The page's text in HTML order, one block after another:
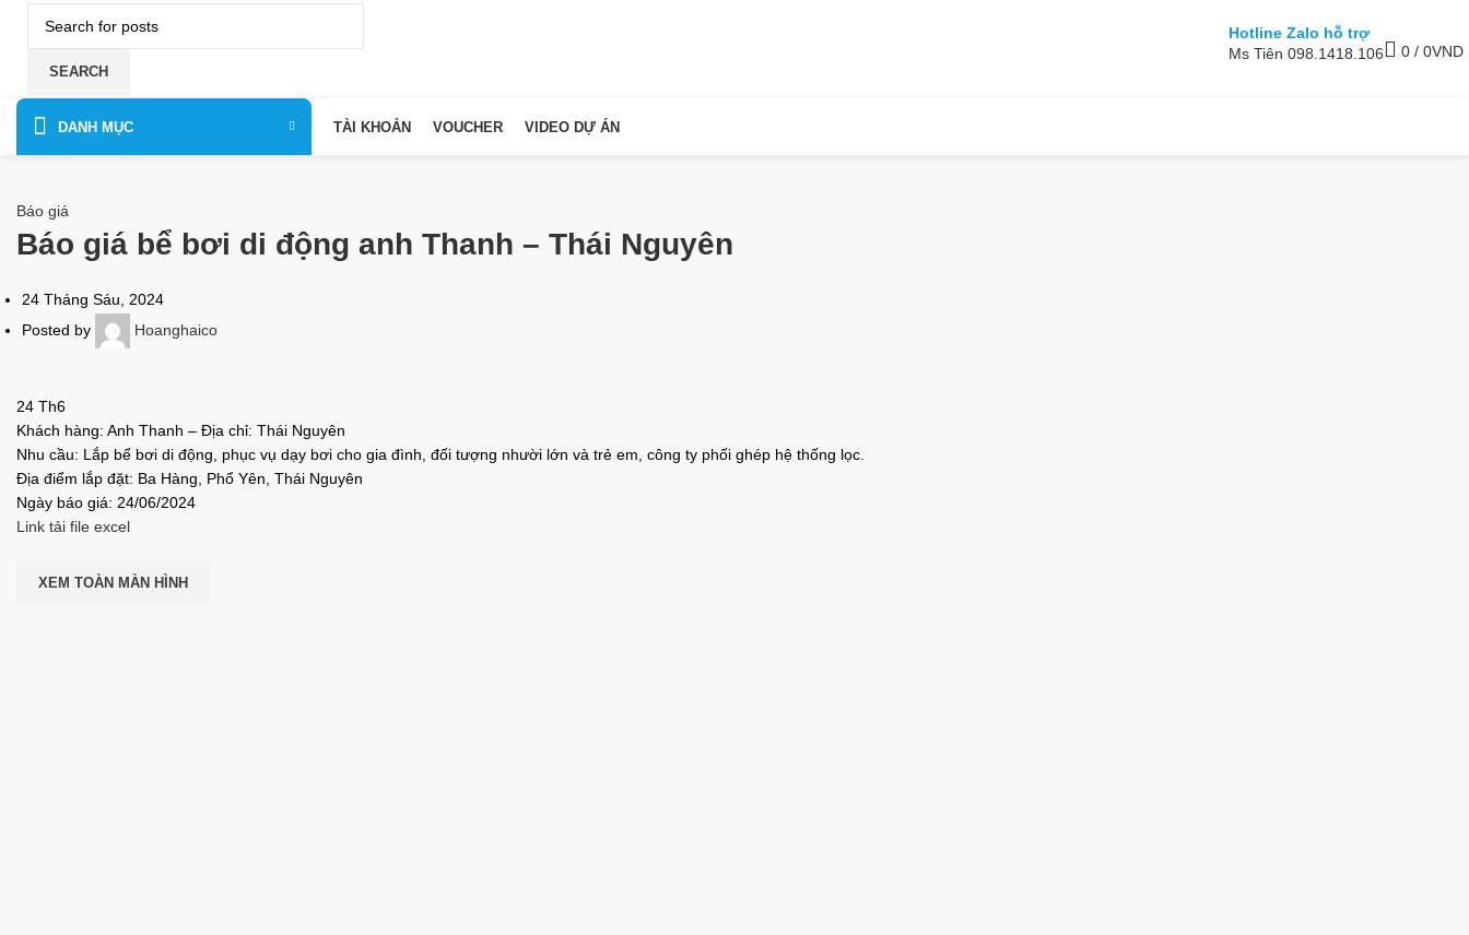
SEARCH
Hotline Zalo hỗ trợ
Ms Tiên 098.1418.106
0 / 0VND
DANH MỤC TÀI KHOẢN VOUCHER VIDEO DỰ ÁN
Báo giá
Báo giá bể bơi di động anh Thanh – Thái Nguyên
24 Tháng Sáu, 2024
Posted by
Hoanghaico
24 Th6
Khách hàng: Anh Thanh – Địa chỉ: Thái Nguyên
Nhu cầu: Lắp bể bơi di động, phục vụ dạy bơi cho gia đình, đối tượng nhười lớn và trẻ em, công ty phối ghép hệ thống lọc.
Địa điểm lắp đặt: Ba Hàng, Phổ Yên, Thái Nguyên
Ngày báo giá: 24/06/2024
Link tải file excel
XEM TOÀN MÀN HÌNH